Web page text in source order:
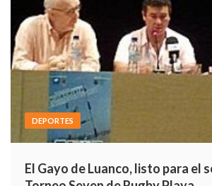
DEPORTES
El Gayo de Luanco, listo para el